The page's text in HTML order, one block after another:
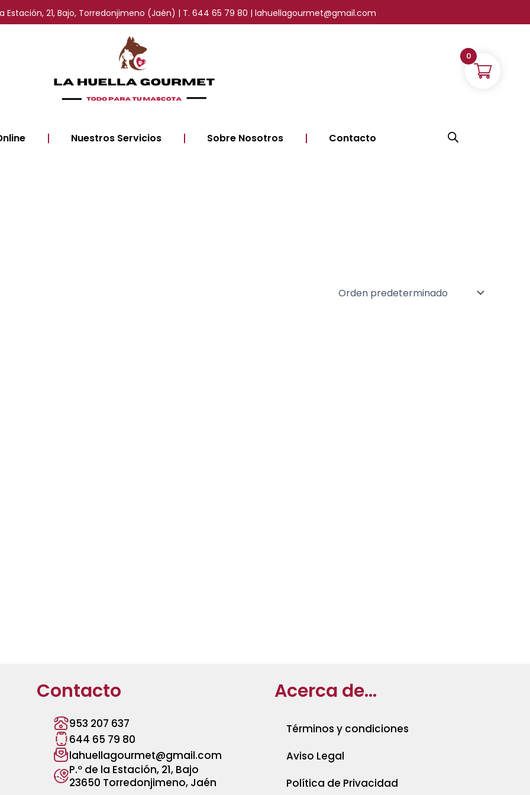
Estación, 21, Bajo, Torredonjimeno (Jaén) | T. 644 65 79 80 | lahuellagourmet@gmail.com
Nuestros Servicios Sobre Nosotros Contacto
Contacto
953 207 637
644 65 79 80
lahuellagourmet@gmail.com
P.º de la Estación, 21, Bajo
23650 Torredonjimeno, Jaén
Acerca de...
Términos y condiciones
Aviso Legal
Política de Privacidad
0